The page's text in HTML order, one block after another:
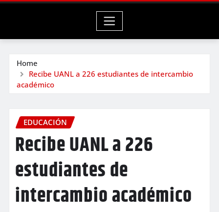
Home
Recibe UANL a 226 estudiantes de intercambio
académico
EDUCACIÓN
Recibe UANL a 226
estudiantes de
intercambio académico